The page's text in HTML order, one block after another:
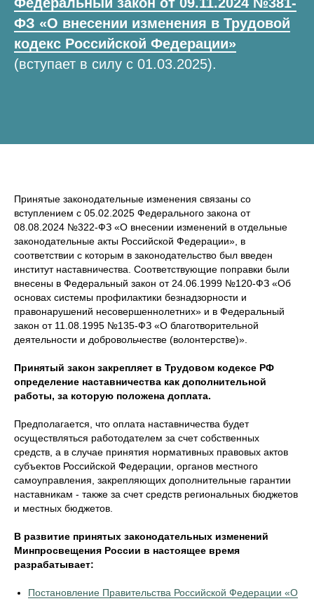
ФЗ «О внесении изменения в Трудовой
кодекс Российской Федерации»
(вступает в силу с 01.03.2025).
Принятые законодательные изменения связаны со
вступлением с 05.02.2025 Федерального закона от
08.08.2024 №322-ФЗ «О внесении изменений в отдельные
законодательные акты Российской Федерации», в
соответствии с которым в законодательство был введен
институт наставничества. Соответствующие поправки были
внесены в Федеральный закон от 24.06.1999 №120-ФЗ «Об
основах системы профилактики безнадзорности и
правонарушений несовершеннолетних» и в Федеральный
закон от 11.08.1995 №135-ФЗ «О благотворительной
деятельности и добровольчестве (волонтерстве)».
Принятый закон закрепляет в Трудовом кодексе РФ
определение наставничества как дополнительной
работы, за которую положена доплата.
Предполагается, что оплата наставничества будет
осуществляться работодателем за счет собственных
средств, а в случае принятия нормативных правовых актов
субъектов Российской Федерации, органов местного
самоуправления, закрепляющих дополнительные гарантии
наставникам - также за счет средств региональных бюджетов
и местных бюджетов.
В развитие принятых законодательных изменений
Минпросвещения России в настоящее время
разрабатывает:
Постановление Правительства Российской Федерации «О